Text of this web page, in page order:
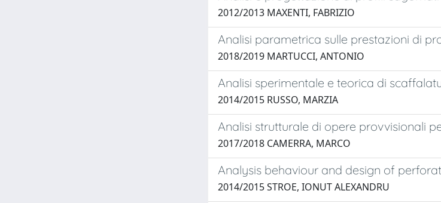
2012/2013 MAXENTI, FABRIZIO
Analisi parametrica sulle prestazioni di
2018/2019 MARTUCCI, ANTONIO
Analisi sperimentale e teorica di
2014/2015 RUSSO, MARZIA
Analisi strutturale di opere provvisionali
2017/2018 CAMERRA, MARCO
Analysis behaviour and design of
2014/2015 STROE, IONUT ALEXANDRU